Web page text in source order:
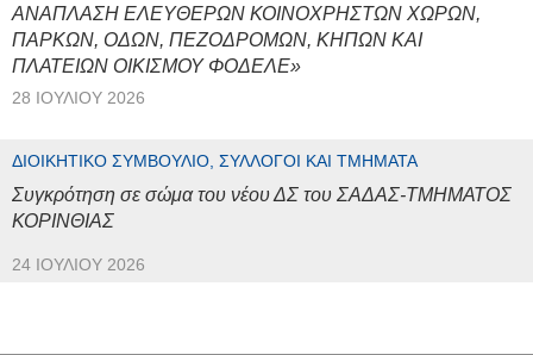
ΑΝΑΠΛΑΣΗ ΕΛΕΥΘΕΡΩΝ ΚΟΙΝΟΧΡΗΣΤΩΝ ΧΩΡΩΝ,
ΠΑΡΚΩΝ, ΟΔΩΝ, ΠΕΖΟΔΡΟΜΩΝ, ΚΗΠΩΝ ΚΑΙ
ΠΛΑΤΕΙΩΝ ΟΙΚΙΣΜΟΥ ΦΟΔΕΛΕ»
28 ΙΟΥΛΊΟΥ 2026
ΔΙΟΙΚΗΤΙΚΌ ΣΥΜΒΟΎΛΙΟ, ΣΎΛΛΟΓΟΙ ΚΑΙ ΤΜΉΜΑΤΑ
Συγκρότηση σε σώμα του νέου ΔΣ του ΣΑΔΑΣ-ΤΜΗΜΑΤΟΣ
ΚΟΡΙΝΘΙΑΣ
24 ΙΟΥΛΊΟΥ 2026